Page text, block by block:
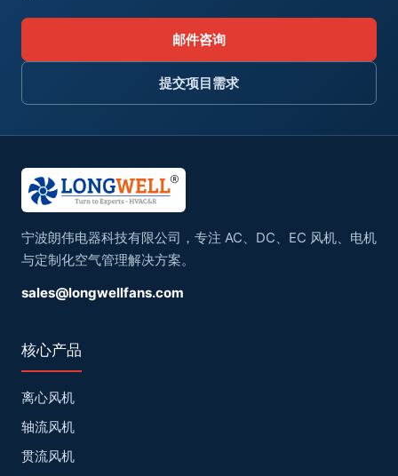
邮件咨询
提交项目需求
宁波朗伟电器科技有限公司，专注 AC、DC、EC 风机、电机
与定制化空气管理解决方案。
sales@longwellfans.com
核心产品
离心风机
轴流风机
贯流风机